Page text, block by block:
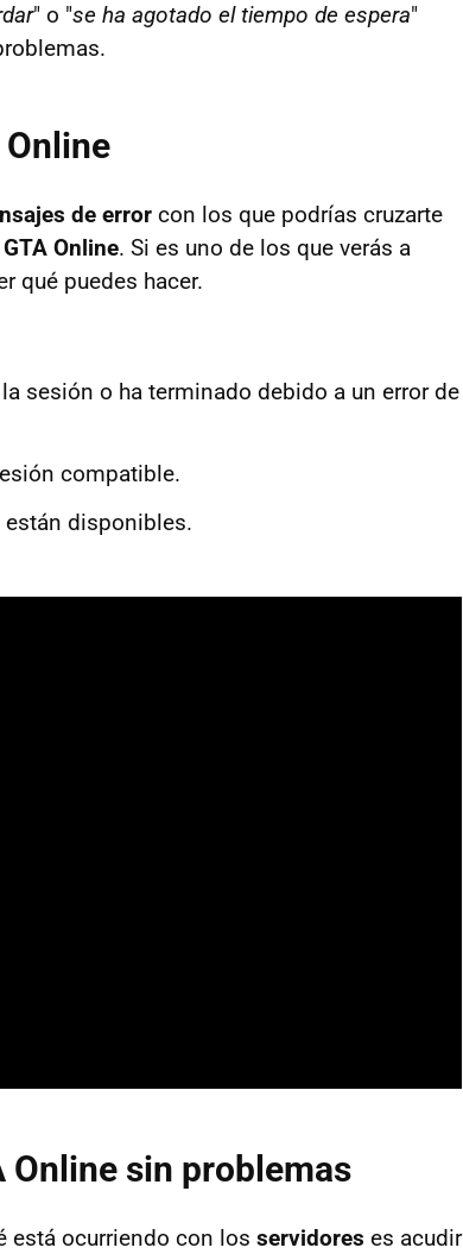
" o "se ha agotado el tiempo de espera"
Online
de error con los que podrías cruzarte
GTA Online. Si es uno de los que verás a
qué puedes hacer.
sesión o ha terminado debido a un error de
compatible.
están disponibles.
Online sin problemas
está ocurriendo con los servidores es acudir